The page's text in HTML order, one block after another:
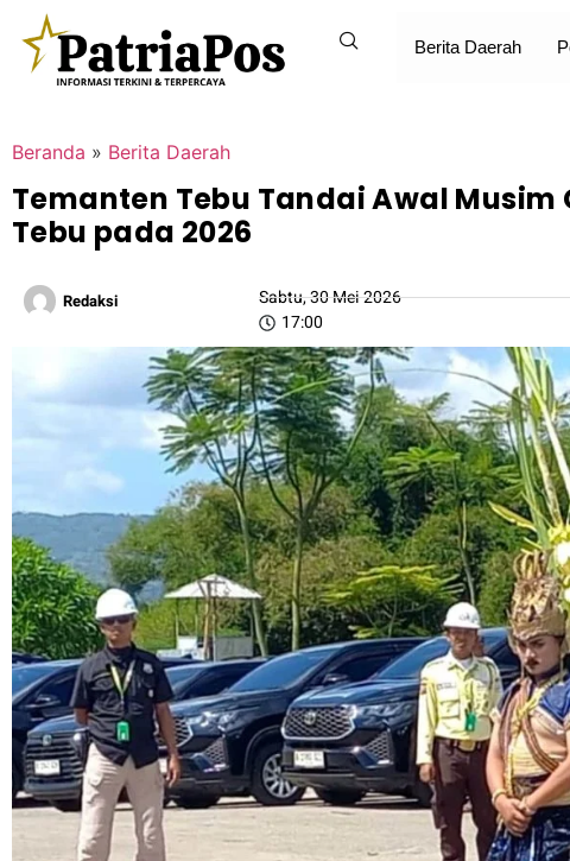
Berita Daerah
Beranda » Berita Daerah
Temanten Tebu Tandai Awal Musim
Tebu pada 2026
Redaksi
Sabtu, 30 Mei 2026
17:00